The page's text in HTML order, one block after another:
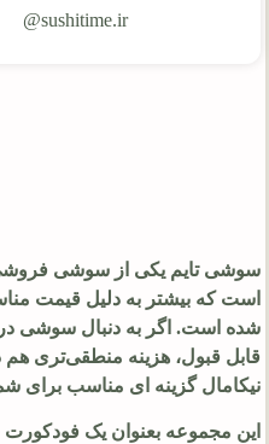
sushitime.ir@
سوشی تایم یکی از سوشی
است که بیشتر به دلیل قیمت
شده است. اگر به دنبال سوشی
قابل قبول، هزینه منطقی‌تری هم
نیکامال گزینه ای مناسب برای
این مجموعه بعنوان یک